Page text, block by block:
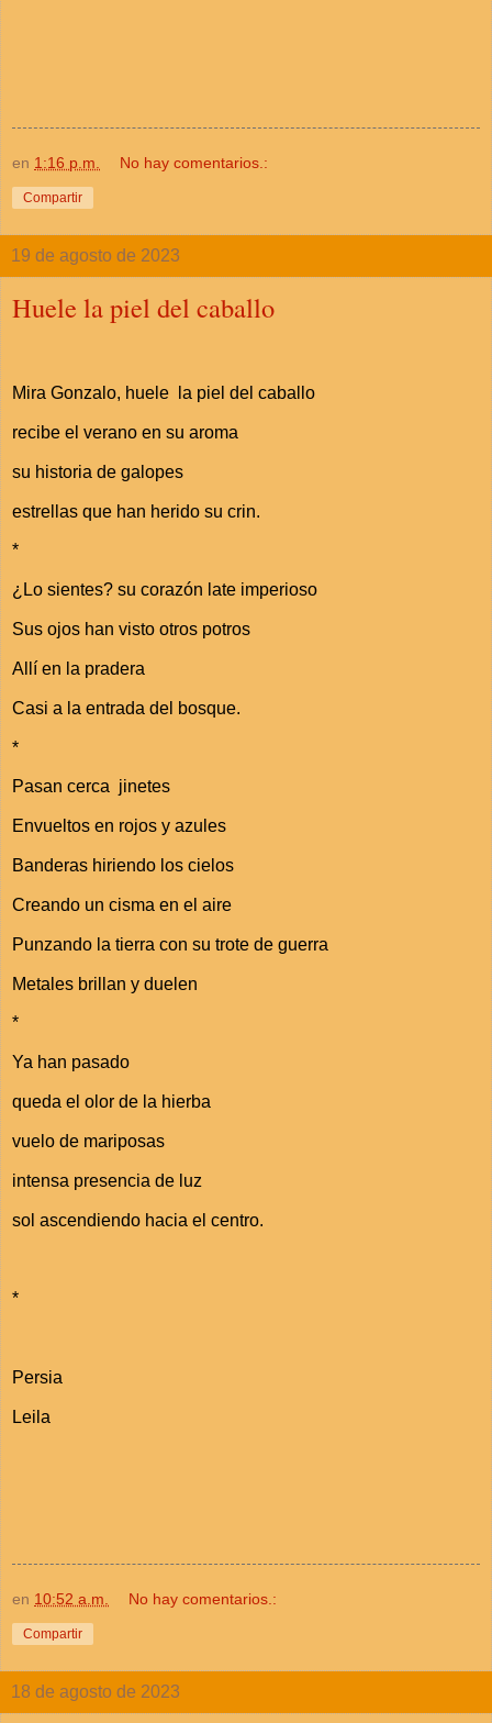
en 1:16 p.m. No hay comentarios.:
Compartir
19 de agosto de 2023
Huele la piel del caballo
Mira Gonzalo, huele la piel del caballo
recibe el verano en su aroma
su historia de galopes
estrellas que han herido su crin.
*
¿Lo sientes? su corazón late imperioso
Sus ojos han visto otros potros
Allí en la pradera
Casi a la entrada del bosque.
*
Pasan cerca jinetes
Envueltos en rojos y azules
Banderas hiriendo los cielos
Creando un cisma en el aire
Punzando la tierra con su trote de guerra
Metales brillan y duelen
*
Ya han pasado
queda el olor de la hierba
vuelo de mariposas
intensa presencia de luz
sol ascendiendo hacia el centro.
*
Persia
Leila
en 10:52 a.m. No hay comentarios.:
Compartir
18 de agosto de 2023